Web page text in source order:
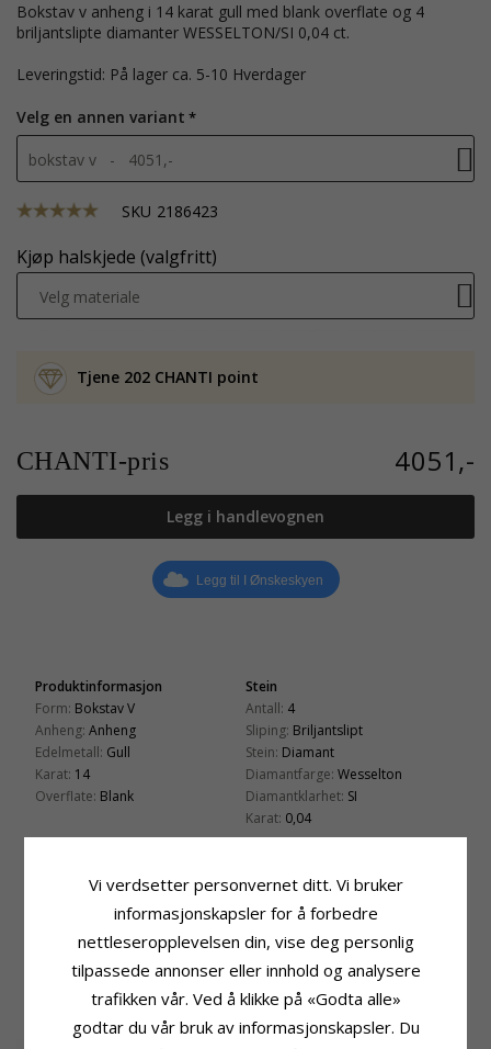
bokstav v anheng i 14 karat gull med blank overflate og 4
briljantslipte diamanter WESSELTON/SI 0,04 ct.
Leveringstid: På lager ca. 5-10 Hverdager
Velg en annen variant
bokstav v - 4051,-
SKU 2186423
Kjøp halskjede (valgfritt)
Velg materiale
Tjene 202 CHANTI point
CHANTI-pris 4051,-
Legg i handlevognen
Legg til I Ønskeskyen
Produktinformasjon
Form: Bokstav V
Anheng: Anheng
Edelmetall: Gull
Karat: 14
Overflate: Blank
Stein
Antall: 4
Sliping: Briljantslipt
Stein: Diamant
Diamantfarge: Wesselton
Diamantklarhet: SI
Karat: 0,04
10,2 mm
1,2 mm
Passer Til Gullkjede Med Bredde
Venezia Max: 1,4 mm
BESLEKTEDE PRODUKTER
Vi verdsetter personvernet ditt. Vi bruker
informasjonskapsler for å forbedre
nettleseropplevelsen din, vise deg personlig
tilpassede annonser eller innhold og analysere
trafikken vår. Ved å klikke på «Godta alle»
godtar du vår bruk av informasjonskapsler. Du